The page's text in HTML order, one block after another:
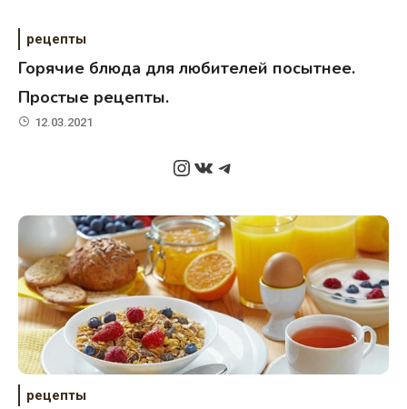
рецепты
Горячие блюда для любителей посытнее.
Простые рецепты.
12.03.2021
Instagram
ВКонтакте
Telegram
рецепты